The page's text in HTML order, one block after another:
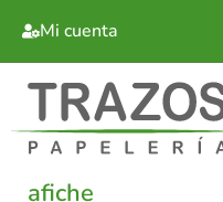
Mi cuenta
afiche